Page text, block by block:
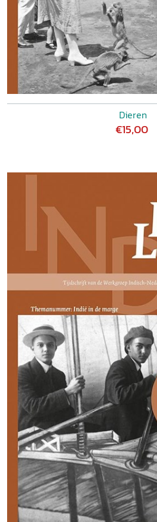
Dieren
€15,00